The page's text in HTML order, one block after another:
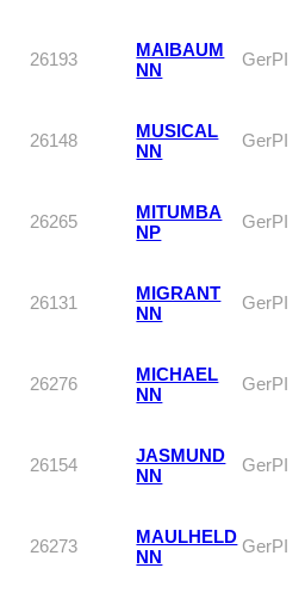
26193
MAIBAUM
NN
GerPI
26148
MUSICAL
NN
GerPI
26265
MITUMBA
NP
GerPI
26131
MIGRANT
NN
GerPI
26276
MICHAEL
NN
GerPI
26154
JASMUND
NN
GerPI
26273
MAULHELD
NN
GerPI